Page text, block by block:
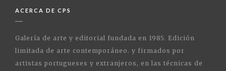
ACERCA DE CPS
Galería de arte y editorial fundada en 1985. Edición
limitada de arte contemporáneo. y firmados por
artistas portugueses y extranjeros, en las técnicas de